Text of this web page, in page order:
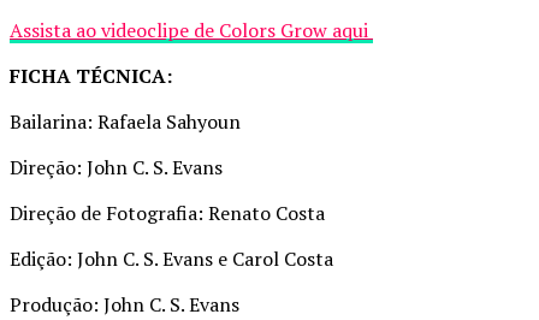
Assista ao videoclipe de Colors Grow aqui
FICHA TÉCNICA:
Bailarina: Rafaela Sahyoun
Direção: John C. S. Evans
Direção de Fotografia: Renato Costa
Edição: John C. S. Evans e Carol Costa
Produção: John C. S. Evans